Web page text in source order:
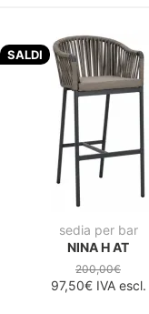
SALDI
sedia per bar
NINA H AT
200,00€
97,50€IVA escl.